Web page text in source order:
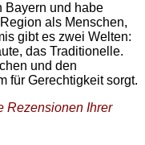
Bayern und habe
als Menschen,
gibt es zwei Welten:
das Traditionelle.
und den
für Gerechtigkeit sorgt.
Rezensionen Ihrer